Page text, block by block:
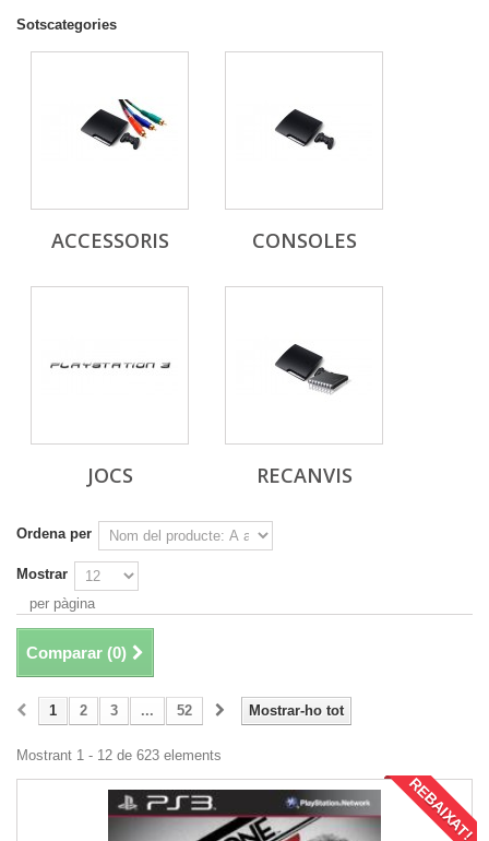
Sotscategories
ACCESSORIS CONSOLES
JOCS RECANVIS
Ordena per
Mostrar
per pàgina
Comparar (0)
Mostrar-ho tot
1 2 3 ... 52
Mostrant 1 - 12 de 623 elements
REBAIXAT!